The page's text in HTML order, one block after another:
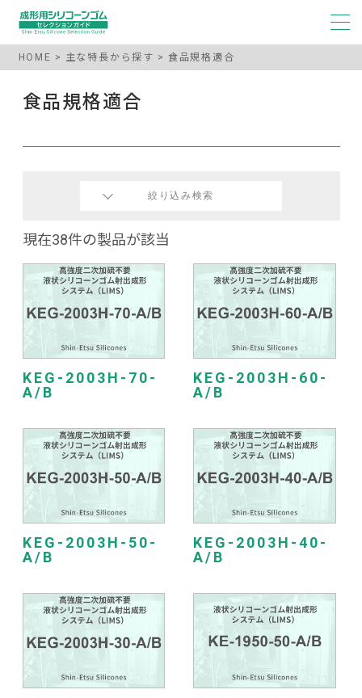
HOME 主な特長から探す 食品規格適合
食品規格適合
絞り込み検索
現在38件の製品が該当
KEG-2003H-70-
A/B
KEG-2003H-60-
A/B
KEG-2003H-50-
A/B
KEG-2003H-40-
A/B